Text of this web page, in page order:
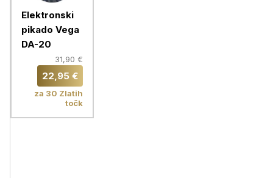
Elektronski
pikado Vega
DA-20
31,90 €
22,95 €
za 30 Zlatih
točk